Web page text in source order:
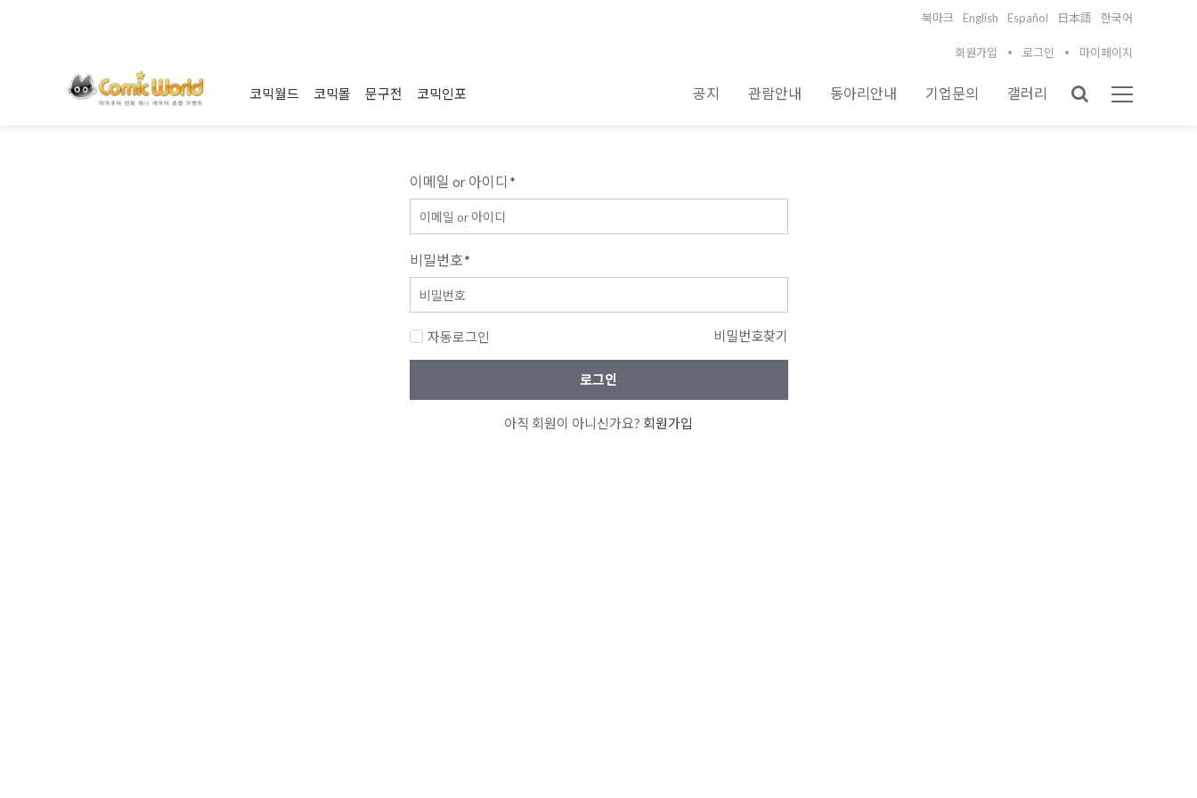
북마크 English Español 日本語 한국어
회원가입 로그인 마이페이지
코믹월드 코믹몰 문구전 코믹인포 공지 관람안내 동아리안내 기업문의 갤러리
이메일 or 아이디 *
비밀번호*
자동로그인 비밀번호찾기
로그인
아직 회원이 아니신가요? 회원가입